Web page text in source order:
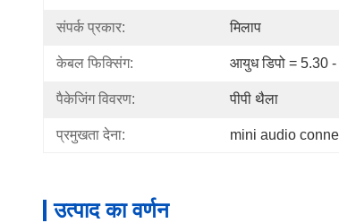
संपर्क प्रकार: मिलाप
केबल फिक्सिंग: आयुध डिपो = 5.30 -
पैकेजिंग विवरण: पीपी थैला
प्रमुखता देना: mini audio
उत्पाद का वर्णन